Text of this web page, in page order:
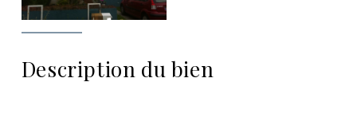
Description du bien